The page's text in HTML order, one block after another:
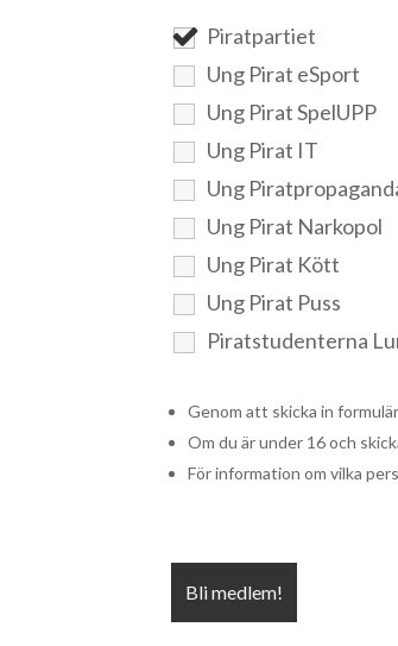
Piratpartiet
Ung Pirat eSport
Ung Pirat SpelUPP
Ung Pirat IT
Ung
Ung Pirat Narkopol
Ung Pirat Kött
Ung Pirat Puss
Piratstudenterna
Genom att skicka in
Om du är under 16 och
För information om vilka